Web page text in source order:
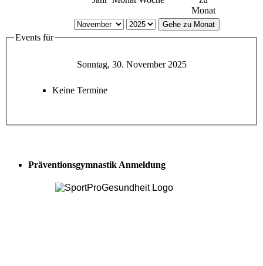
Monat
Gehe zu Monat
Events für
Sonntag, 30. November 2025
Keine Termine
Präventionsgymnastik Anmeldung